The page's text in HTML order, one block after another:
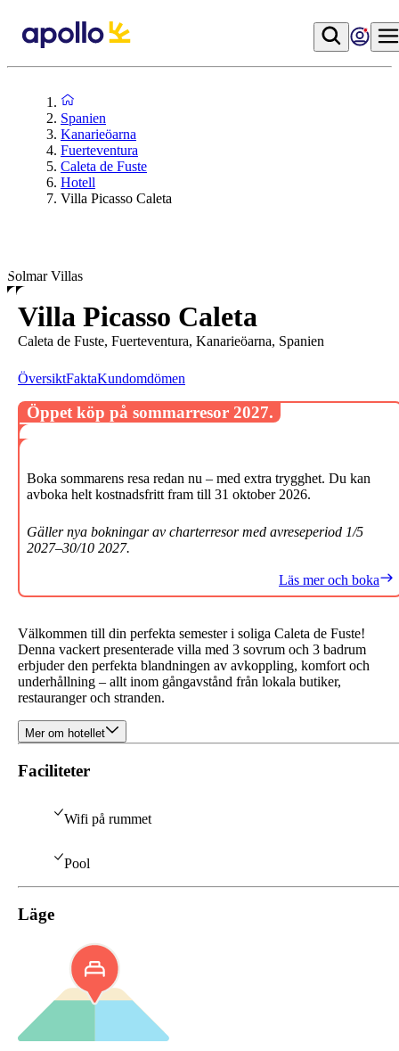
Spanien
Kanarieöarna
Fuerteventura
Caleta de Fuste
Hotell
Villa Picasso Caleta
Solmar Villas
Villa Picasso Caleta
Caleta de Fuste, Fuerteventura, Kanarieöarna, Spanien
ÖversiktFaktaKundomdömen
Välkommen till din perfekta semester i soliga Caleta de Fuste!
Denna vackert presenterade villa med 3 sovrum och 3 badrum
erbjuder den perfekta blandningen av avkoppling, komfort och
underhållning – allt inom gångavstånd från lokala butiker,
restauranger och stranden.
Mer om hotellet
Faciliteter
Wifi på rummet
Pool
Läge
Öppet köp på sommarresor 2027.
Boka sommarens resa redan nu – med extra trygghet. Du kan
avboka helt kostnadsfritt fram till 31 oktober 2026.
Gäller nya bokningar av charterresor med avreseperiod 1/5
2027–30/10 2027.
Läs mer och boka